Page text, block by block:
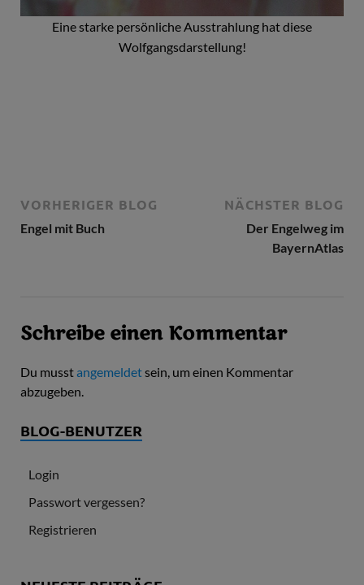
Eine starke persönliche Ausstrahlung hat diese
Wolfgangsdarstellung!
VORHERIGER BLOG
Engel mit Buch
NÄCHSTER BLOG
Der Engelweg im
BayernAtlas
Schreibe einen Kommentar
Du musstangemeldetsein, um einen Kommentar
abzugeben.
BLOG-BENUTZER
Login
Passwort vergessen?
Registrieren